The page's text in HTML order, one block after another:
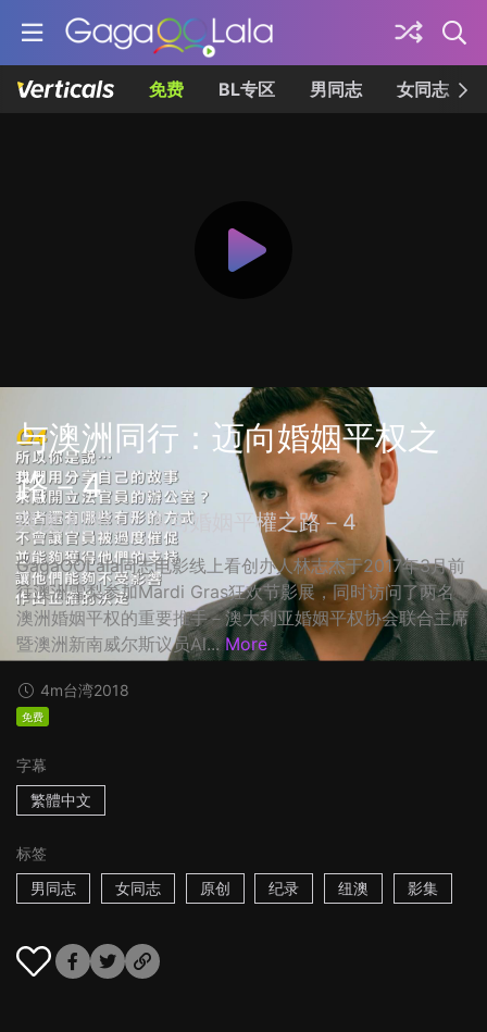
免费 BL专区 男同志 女同志
与澳洲同行：迈向婚姻平权之
路－4
與澳洲同行：邁向婚姻平權之路－4
GagaOOLala同志电影线上看创办人林志杰于2017年3月前
往澳洲雪梨参加Mardi Gras狂欢节影展，同时访问了两名
澳洲婚姻平权的重要推手－澳大利亚婚姻平权协会联合主席
暨澳洲新南威尔斯议员Al... More
4m台湾2018
免费
字幕
繁體中文
标签
男同志
女同志 原创 纪录 纽澳 影集